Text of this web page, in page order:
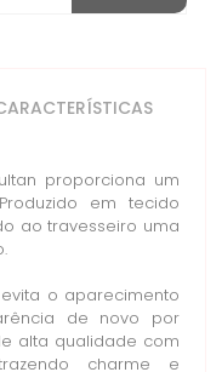
proporciona um
em tecido
ao travesseiro uma
o aparecimento
de novo por
alta qualidade com
charme e